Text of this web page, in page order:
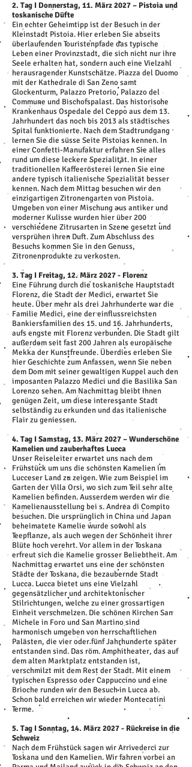
2. Tag I Donnerstag, 11. März 2027 – Pistoia und
toskanische Düfte
Ein echter Geheimtipp ist der Besuch in der
Kleinstadt Pistoia. Hier erleben Sie abseits
überlaufenden Touristenpfade das typische
Leben einer Provinzstadt, die sich nicht nur ihre
Seele erhalten hat, sondern auch eine Vielzahl
herausragender Kunstschätze. Piazza del Duomo
mit der Kathedrale di San Zeno samt
Glockenturm, Palazzo Pretorio, Palazzo del
Commune und Bischofspalast. Das historische
Krankenhaus Ospedale del Ceppo aus dem 13.
Jahrhundert das noch bis 2013 als städtisches
Spital funktionierte. Nach dem Stadtrundgang
lernen Sie die süsse Seite Pistoias kennen. In
einer Confetti-Manufaktur erfahren Sie alles
rund um diese leckere Spezialität. In einer
traditionellen Kaffeerösterei lernen Sie eine
andere typisch italienische Spezialität besser
kennen. Nach dem Mittag besuchen wir den
einzigartigen Zitronengarten von Pistoia.
Umgeben von einer Mischung aus antiker und
moderner Kulisse wurden hier über 200
verschiedene Zitrusarten in Szene gesetzt und
versprühen ihren Duft. Zum Abschluss des
Besuchs kommen Sie in den Genuss,
Zitronenprodukte zu verkosten.
3. Tag I Freitag, 12. März 2027 - Florenz
Eine Führung durch die toskanische Hauptstadt
Florenz, die Stadt der Medici, erwartet Sie
heute. Über mehr als drei Jahrhunderte war die
Familie Medici, eine der einflussreichsten
Bankiersfamilien des 15. und 16. Jahrhunderts,
aufs engste mit Florenz verbunden. Die Stadt gilt
außerdem seit fast 200 Jahren als europäische
Mekka der Kunstfreunde. Überdies erleben Sie
hier Geschichte zum Anfassen, wenn Sie neben
dem Dom mit seiner gewaltigen Kuppel auch den
imposanten Palazzo Medici und die Basilika San
Lorenzo sehen. Am Nachmittag bleibt Ihnen
genügen Zeit, um diese interessante Stadt
selbständig zu erkunden und das italienische
Flair zu geniessen.
4. Tag I Samstag, 13. März 2027 – Wunderschöne
Kamelien und zauberhaftes Lucca
Unser Reiseleiter erwartet uns nach dem
Frühstück um uns die schönsten Kamelien im
Lucceser Land zu zeigen. Wie zum Beispiel im
Garten der Villa Orsi, wo sich zum Teil sehr alte
Kamelien befinden. Ausserdem werden wir die
Kamelienausstellung bei s. Andrea di Compito
besuchen. Die ursprünglich in China und Japan
beheimatete Kamelie wurde sowohl als
Teepflanze, als auch wegen der Schönheit ihrer
Blüte hoch verehrt. Vor allem in der Toskana
erfreut sich die Kamelie grosser Beliebtheit. Am
Nachmittag erwartet uns eine der schönsten
Städte der Toskana, die bezaubernde Stadt
Lucca. Lucca bietet uns eine Vielzahl
gegensätzlicher und architektonischer
Stilrichtungen, welche zu einer grossartigen
Einheit verschmelzen. Die schönen Kirchen San
Michele in Foro und San Martino sind
harmonisch umgeben von herrschaftlichen
Palästen, die vier oder fünf Jahrhunderte später
entstanden sind. Das röm. Amphitheater, das auf
dem alten Marktplatz entstanden ist,
verschmilzt mit dem Rest der Stadt. Mit einem
typischen Espresso oder Cappuccino und eine
Brioche runden wir den Besuch in Lucca ab.
Schon bald erreichen wir wieder Montecatini
Terme.
5. Tag I Sonntag, 14. März 2027 - Rückreise in die
Schweiz
Nach dem Frühstück sagen wir Arrivederci zur
Toskana und den Kamelien. Wir fahren vorbei an